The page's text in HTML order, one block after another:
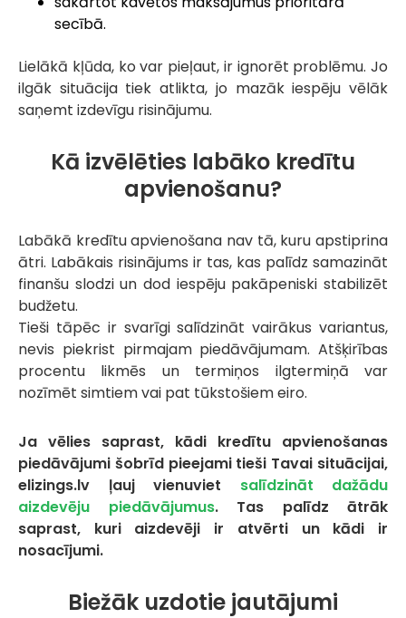
secībā.
Lielākā kļūda, ko var pieļaut, ir ignorēt problēmu. Jo
ilgāk situācija tiek atlikta, jo mazāk iespēju vēlāk
saņemt izdevīgu risinājumu.
Kā izvēlēties labāko kredītu
apvienošanu?
Labākā kredītu apvienošana nav tā, kuru apstiprina
ātri. Labākais risinājums ir tas, kas palīdz samazināt
finanšu slodzi un dod iespēju pakāpeniski stabilizēt
budžetu.
Tieši tāpēc ir svarīgi salīdzināt vairākus variantus,
nevis piekrist pirmajam piedāvājumam. Atšķirības
procentu likmēs un termiņos ilgtermiņā var
nozīmēt simtiem vai pat tūkstošiem eiro.
Ja vēlies saprast, kādi kredītu apvienošanas
piedāvājumi šobrīd pieejami tieši Tavai situācijai,
elizings.lv ļauj vienuviet salīdzināt dažādu
aizdevēju piedāvājumus. Tas palīdz ātrāk
saprast, kuri aizdevēji ir atvērti un kādi ir
nosacījumi.
Biežāk uzdotie jautājumi